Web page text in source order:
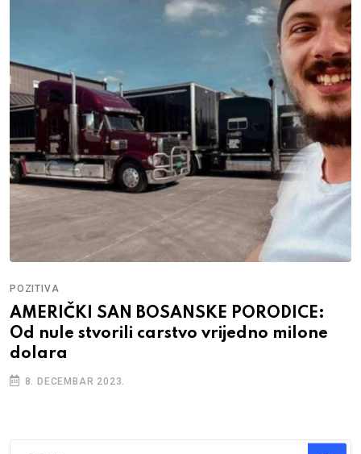
POZITIVA
AMERIČKI SAN BOSANSKE PORODICE:
Od nule stvorili carstvo vrijedno milone
dolara
8. DECEMBAR 2023.